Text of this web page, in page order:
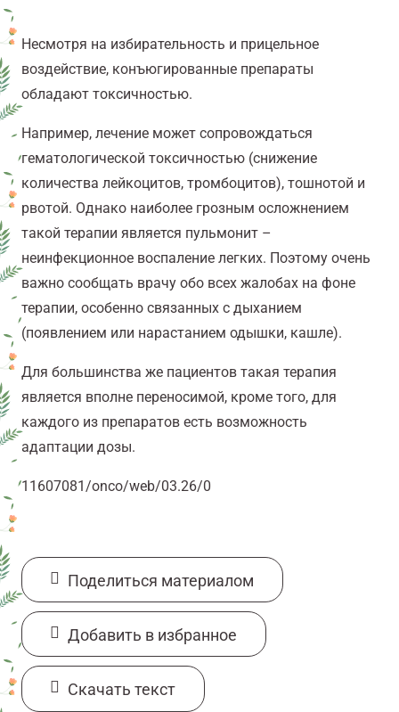
Несмотря на избирательность и прицельное
воздействие, конъюгированные препараты
обладают токсичностью.
Например, лечение может сопровождаться
гематологической токсичностью (снижение
количества лейкоцитов, тромбоцитов), тошнотой и
рвотой. Однако наиболее грозным осложнением
такой терапии является пульмонит –
неинфекционное воспаление легких. Поэтому очень
важно сообщать врачу обо всех жалобах на фоне
терапии, особенно связанных с дыханием
(появлением или нарастанием одышки, кашле).
Для большинства же пациентов такая терапия
является вполне переносимой, кроме того, для
каждого из препаратов есть возможность
адаптации дозы.
11607081/onco/web/03.26/0
Поделиться материалом
Добавить в избранное
Cкачать текст